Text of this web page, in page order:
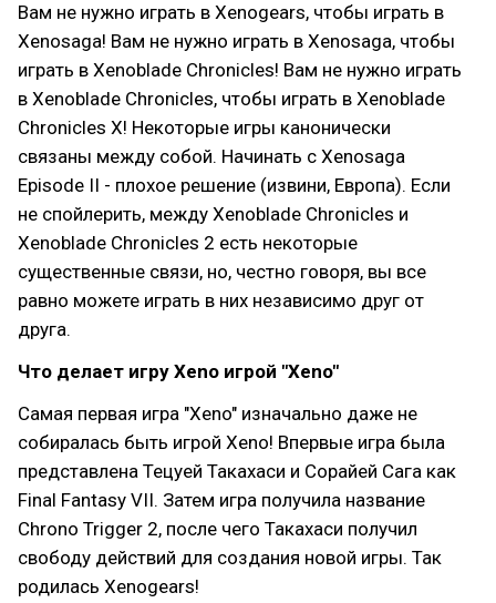
Вам не нужно играть в Xenogears, чтобы играть в
Xenosaga! Вам не нужно играть в Xenosaga, чтобы
играть в Xenoblade Chronicles! Вам не нужно играть
в Xenoblade Chronicles, чтобы играть в Xenoblade
Chronicles X! Некоторые игры канонически
связаны между собой. Начинать с Xenosaga
Episode II - плохое решение (извини, Европа). Если
не спойлерить, между Xenoblade Chronicles и
Xenoblade Chronicles 2 есть некоторые
существенные связи, но, честно говоря, вы все
равно можете играть в них независимо друг от
друга.
Что делает игру Xeno игрой "Xeno"
Самая первая игра "Xeno" изначально даже не
собиралась быть игрой Xeno! Впервые игра была
представлена Тецуей Такахаси и Сорайей Сага как
Final Fantasy VII. Затем игра получила название
Chrono Trigger 2, после чего Такахаси получил
свободу действий для создания новой игры. Так
родилась Xenogears!